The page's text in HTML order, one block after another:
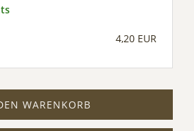
4,20 EUR
WARENKORB